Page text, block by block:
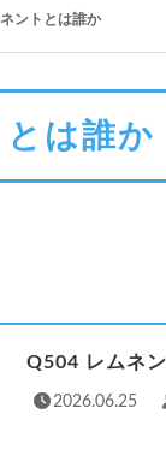
ントとは誰か
は誰か
Q504 レムネ
2026.06.25